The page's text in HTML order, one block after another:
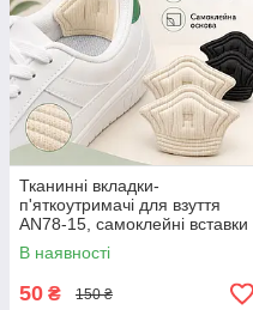
Тканинні вкладки-
п'яткоутримачі для взуття
AN78-15, самоклейні вставки
від натирання та мозолів, для
зменшення розміру взуття
В наявності
50 ₴ 150 ₴